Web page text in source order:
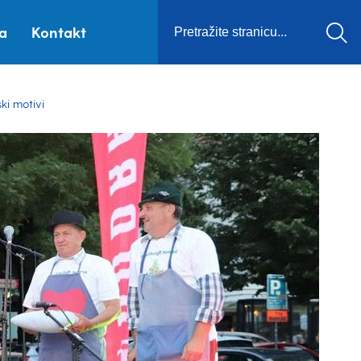
Kontakt
motivi